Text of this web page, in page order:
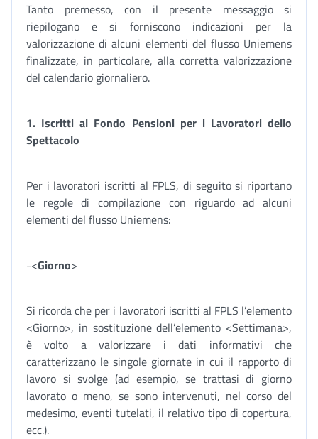
Tanto premesso, con il presente messaggio si
riepilogano e si forniscono indicazioni per la
valorizzazione di alcuni elementi del flusso Uniemens
finalizzate, in particolare, alla corretta valorizzazione
del calendario giornaliero.
1. Iscritti al Fondo Pensioni per i Lavoratori dello
Spettacolo
Per i lavoratori iscritti al FPLS, di seguito si riportano
le regole di compilazione con riguardo ad alcuni
elementi del flusso Uniemens:
-<Giorno>
Si ricorda che per i lavoratori iscritti al FPLS l’elemento
<Giorno>, in sostituzione dell’elemento <Settimana>,
è volto a valorizzare i dati informativi che
caratterizzano le singole giornate in cui il rapporto di
lavoro si svolge (ad esempio, se trattasi di giorno
lavorato o meno, se sono intervenuti, nel corso del
medesimo, eventi tutelati, il relativo tipo di copertura,
ecc.).